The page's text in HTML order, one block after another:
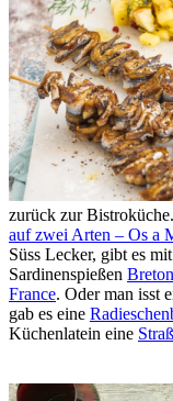
zurück zur
auf zwei Arten – Os a
Süss Lecker, gibt es
Sardinenspießen
France. Oder man isst
gab es eine
Küchenlatein eine